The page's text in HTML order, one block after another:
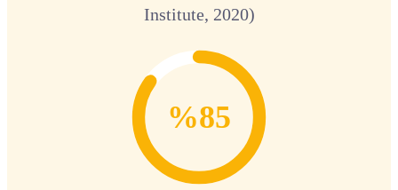
Institute, 2020)
%85